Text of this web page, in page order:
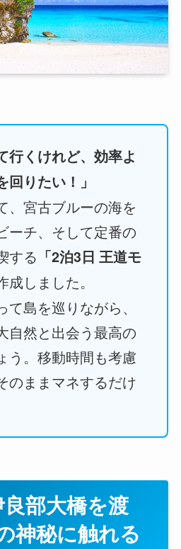
行くけれど、効率よ
回りたい！」
、宮古ブルーの海を
ーチ、そして定番の
する 「2泊3日 王道モ
成しました。
島を巡りながら、
自然と出会う最高の
う。移動時間も考慮
のままマネするだけ
良部大橋を渡
神秘に触れる